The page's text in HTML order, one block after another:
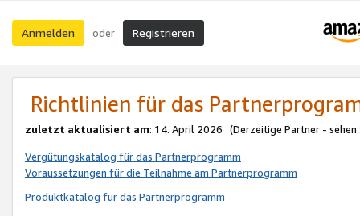
Anmelden oder Registrieren
Richtlinien für das
zuletzt aktualisiert am: 14. April 2026 (Derzeitige Partner - sehen
Vergütungskatalog für das Partnerprogramm
Voraussetzungen für die Teilnahme am Partnerprogramm
Produktkatalog für das Partnerprogramm